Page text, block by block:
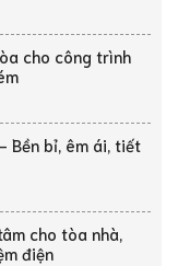
cho công trình
Bền bỉ, êm ái, tiết
cho tòa nhà,
điện